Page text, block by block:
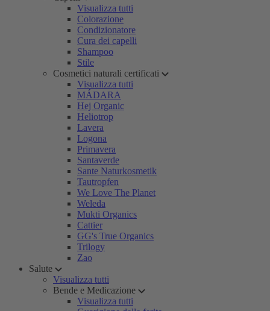
Visualizza tutti
Colorazione
Condizionatore
Cura dei capelli
Shampoo
Stile
Cosmetici naturali certificati
Visualizza tutti
MÁDARA
Hej Organic
Heliotrop
Lavera
Logona
Primavera
Santaverde
Sante Naturkosmetik
Tautropfen
We Love The Planet
Weleda
Mukti Organics
Cattier
GG's True Organics
Trilogy
Zao
Salute
Visualizza tutti
Bende e Medicazione
Visualizza tutti